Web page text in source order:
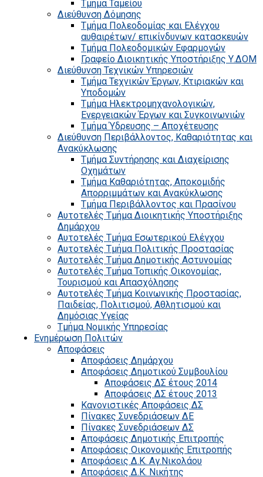
Τμήμα Ταμείου
Διεύθυνση Δόμησης
Τμήμα Πολεοδομίας και Ελέγχου
αυθαιρέτων/ επικίνδυνων κατασκευών
Τμήμα Πολεοδομικών Εφαρμογών
Γραφείο Διοικητικής Υποστήριξης Υ.ΔΟΜ
Διεύθυνση Τεχνικών Υπηρεσιών
Τμήμα Τεχνικών Έργων, Κτιριακών και
Υποδομών
Τμήμα Ηλεκτρομηχανολογικών,
Ενεργειακών Έργων και Συγκοινωνιών
Τμήμα Ύδρευσης – Αποχέτευσης
Διεύθυνση Περιβάλλοντος, Καθαριότητας και
Ανακύκλωσης
Τμήμα Συντήρησης και Διαχείρισης
Οχημάτων
Τμήμα Καθαριότητας, Αποκομιδής
Απορριμμάτων και Ανακύκλωσης
Τμήμα Περιβάλλοντος και Πρασίνου
Αυτοτελές Τμήμα Διοικητικής Υποστήριξης
Δημάρχου
Αυτοτελές Τμήμα Εσωτερικού Ελέγχου
Αυτοτελές Τμήμα Πολιτικής Προστασίας
Αυτοτελές Τμήμα Δημοτικής Αστυνομίας
Αυτοτελές Τμήμα Τοπικής Οικονομίας,
Τουρισμού και Απασχόλησης
Αυτοτελές Τμήμα Κοινωνικής Προστασίας,
Παιδείας, Πολιτισμού, Αθλητισμού και
Δημόσιας Υγείας
Τμήμα Νομικής Υπηρεσίας
Ενημέρωση Πολιτών
Αποφάσεις
Αποφάσεις Δημάρχου
Αποφάσεις Δημοτικού Συμβουλίου
Αποφάσεις ΔΣ έτους 2014
Αποφάσεις ΔΣ έτους 2013
Κανονιστικές Αποφάσεις ΔΣ
Πίνακες Συνεδριάσεων ΔΕ
Πίνακες Συνεδριάσεων ΔΣ
Αποφάσεις Δημοτικής Επιτροπής
Αποφάσεις Οικονομικής Επιτροπής
Αποφάσεις Δ.Κ. Αγ.Νικολάου
Αποφάσεις Δ.Κ. Νικήτης